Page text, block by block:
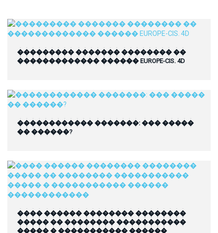
��������� ������� �������� ��
������������� ������ EUROPE-CIS. 4D
������������ �������: ��� �����
�� ������?
���� ������ �������� ��������
����� �� �������� �����������
����� � ����������� ������